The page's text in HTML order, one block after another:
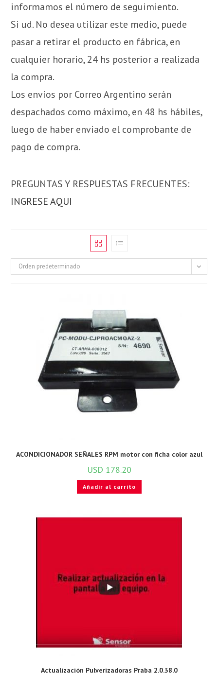
informamos el número de seguimiento.
Si ud. No desea utilizar este medio, puede
pasar a retirar el producto en fábrica, en
cualquier horario, 24 hs posterior a realizada
la compra.
Los envíos por Correo Argentino serán
despachados como máximo, en 48 hs hábiles,
luego de haber enviado el comprobante de
pago de compra.
PREGUNTAS Y RESPUESTAS FRECUENTES:
INGRESE AQUI
Orden predeterminado
ACONDICIONADOR SEÑALES RPM motor con ficha color azul
USD 178.20
Añadir al carrito
Actualización Pulverizadoras Praba 2.0.38.0